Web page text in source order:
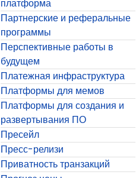
платформа
Партнерские и реферальные
программы
Перспективные работы в
будущем
Платежная инфраструктура
Платформы для мемов
Платформы для создания и
развертывания ПО
Пресейл
Пресс-релизи
Приватность транзакций